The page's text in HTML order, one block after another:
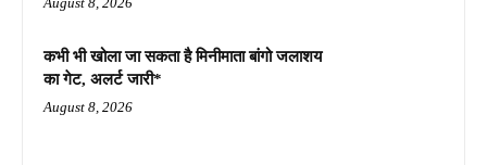
कभी भी खोला जा सकता है मिनीमाता बांगो जलाशय
का गेट, अलर्ट जारी*
August 8, 2026